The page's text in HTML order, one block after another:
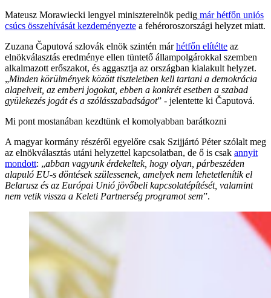
Mateusz Morawiecki lengyel miniszterelnök pedig már hétfőn uniós
csúcs összehívását kezdeményezte a fehéroroszországi helyzet miatt.
Zuzana Čaputová szlovák elnök szintén márhétfőn elítélte az
elnökválasztás eredménye ellen tüntető állampolgárokkal szemben
alkalmazott erőszakot, és aggasztja az országban kialakult helyzet.
„Minden körülmények között tiszteletben kell tartani a demokrácia
alapelveit, az emberi jogokat, ebben a konkrét esetben a szabad
gyülekezés jogát és a szólásszabadságot” - jelentette ki Čaputová.
Mi pont mostanában kezdtünk el komolyabban barátkozni
A magyar kormány részéről egyelőre csak Szijjártó Péter szólalt meg
az elnökválasztás utáni helyzettel kapcsolatban, de ő is csak annyit
mondott: „abban vagyunk érdekeltek, hogy olyan, párbeszéden
alapuló EU-s döntések szülessenek, amelyek nem lehetetlenítik el
Belarusz és az Európai Unió jövőbeli kapcsolatépítését, valamint
nem vetik vissza a Keleti Partnerség programot sem”.